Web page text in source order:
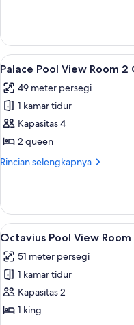
King
Non-
Smoking
Palace
Pool
View
King
Non-
Smoking
Lihat
semua
foto
untuk
Palace
Pool
View
Queens
Non-
Smoking
4
Palace Pool View Room
49 meter persegi
1 kamar tidur
Kapasitas 4
2 queen
Rincian selengkapnya
Rincian
Palace
Pool
View
2
Queens
Non-
Smoking
Lihat
semua
foto
untuk
Octavius
Pool
4
Octavius Pool View
51 meter persegi
1 kamar tidur
Kapasitas 2
1 king